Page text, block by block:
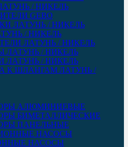
/ НИКЕЛЬ
GEBO
ЛАТУНЬ / НИКЕЛЬ
/ НИКЕЛЬ
ЛАТУНЬ / НИКЕЛЬ
ЛАТУНЬ / НИКЕЛЬ
ЛАТУНЬ / НИКЕЛЬ
К ШЛАНГАМ ЛАТУНЬ /
АЛЮМИНИЕВЫЕ
БИМЕТАЛЛИЧЕСКИЕ
ПАНЕЛЬНЫЕ
НАСОСЫ